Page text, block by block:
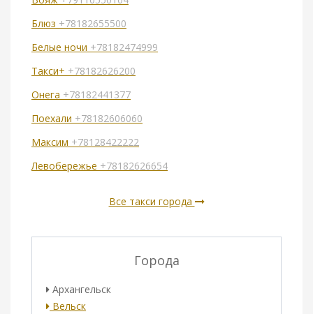
Блюз +78182655500
Белые ночи +78182474999
Такси+ +78182626200
Онега +78182441377
Поехали +78182606060
Максим +78128422222
Левобережье +78182626654
Все такси города
Города
Архангельск
Вельск